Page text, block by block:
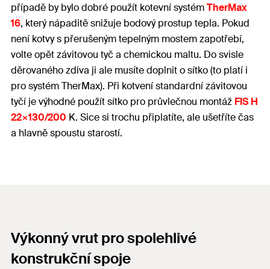
případě by bylo dobré použít kotevní systémTherMax
16, který nápaditě snižuje bodový prostup tepla. Pokud
není kotvy s přerušeným tepelným mostem zapotřebí,
volte opět závitovou tyč a chemickou maltu. Do svisle
děrovaného zdiva ji ale musíte doplnit o sítko (to platí i
pro systém TherMax). Při kotvení standardní závitovou
tyčí je výhodné použít sítko pro průvlečnou montáž FIS H
22×130/200 K. Sice si trochu připlatíte, ale ušetříte čas
a hlavně spoustu starostí.
Výkonný vrut pro spolehlivé
konstrukční spoje